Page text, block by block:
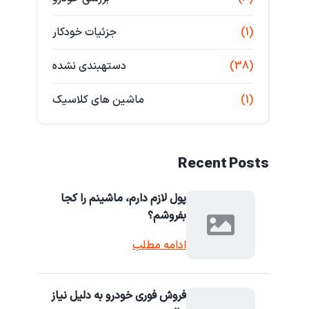
جزئیات خودکار (1)
دستهبندی نشده (38)
ماشین های کلاسیک (1)
Recent Posts
پول لازم دارم، ماشینم را کجا
بفروشم؟
ادامه مطلب
فروش فوری خودرو به دلیل نیاز